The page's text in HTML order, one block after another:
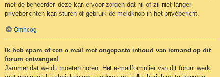
met de beheerder, deze kan ervoor zorgen dat hij of zij niet langer
privéberichten kan sturen of gebruik de meldknop in het privébericht.
Omhoog
Ik heb spam of een e-mail met ongepaste inhoud van iemand op dit
forum ontvangen!
Jammer dat we dit moeten horen. Het e-mailformulier van dit forum werkt